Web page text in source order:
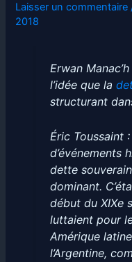
Laisser un commentaire
2018
Erwan
l’idée que la
structurant
Éric Toussaint
d’événements
dette
dominant.
début du XIXe
luttaient pour
Amérique
l’Argentine,